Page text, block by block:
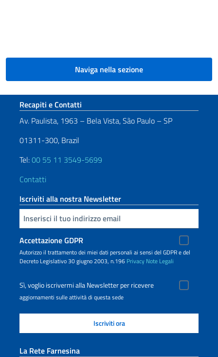
Naviga nella sezione
Sezione footer
Recapiti e Contatti
Av. Paulista, 1963 – Bela Vista, São Paulo – SP
01311-300, Brazil
Tel:00 55 11 3549-5699
Contatti
Iscriviti alla nostra Newsletter
Inserisci la tua email
Accettazione GDPR
Autorizzo il trattamento dei miei dati personali ai sensi del GDPR e del
Decreto Legislativo 30 giugno 2003, n.196 Privacy Note Legali
Sì, voglio iscrivermi alla Newsletter per ricevere
aggiornamenti sulle attività di questa sede
La Rete Farnesina